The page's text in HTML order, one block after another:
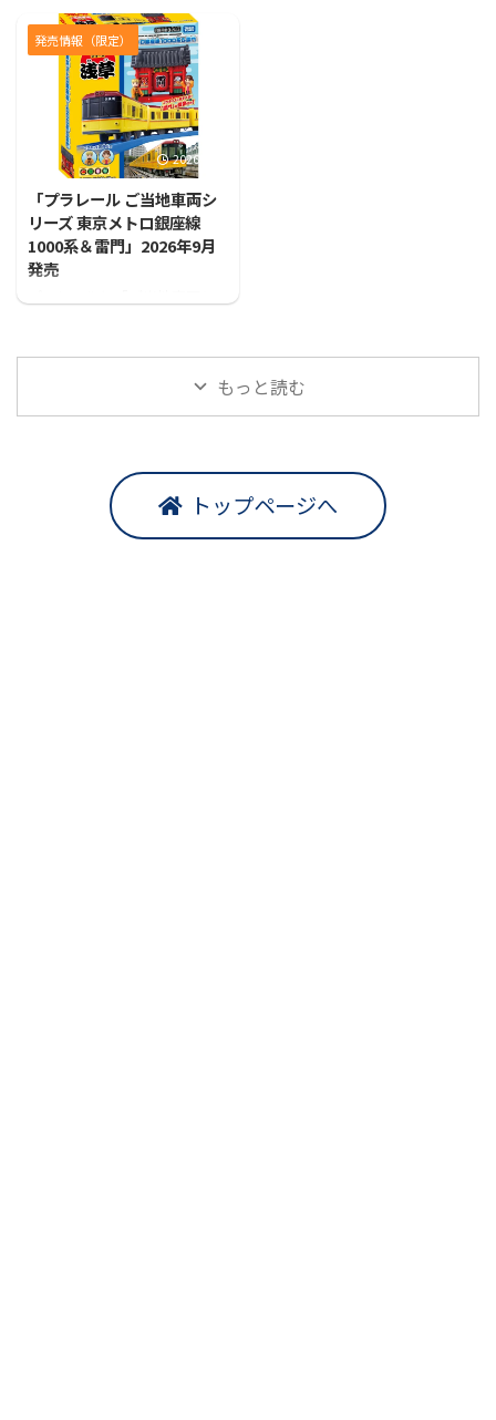
プセルプラレール きかんしゃ
トーマス ヘリコプターのハロ
ルド がやってきた編」が発売
となります！
発売情報（限定）
2026/7/31
「プラレール ご当地車両シ
リーズ 東京メトロ銀座線
1000系＆雷門」2026年9月
発売
もっと読む
トップページへ